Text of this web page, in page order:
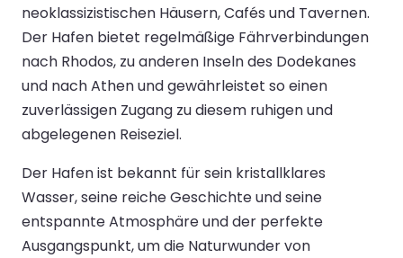
neoklassizistischen Häusern, Cafés und Tavernen.
Der Hafen bietet regelmäßige Fährverbindungen
nach Rhodos, zu anderen Inseln des Dodekanes
und nach Athen und gewährleistet so einen
zuverlässigen Zugang zu diesem ruhigen und
abgelegenen Reiseziel.
Der Hafen ist bekannt für sein kristallklares
Wasser, seine reiche Geschichte und seine
entspannte Atmosphäre und der perfekte
Ausgangspunkt, um die Naturwunder von